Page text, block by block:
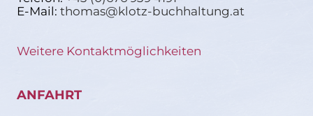
E-Mail: thomas@klotz-buchhaltung.at
Weitere Kontaktmöglichkeiten
ANFAHRT